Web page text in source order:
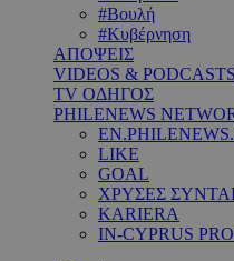
#Βουλή
#Κυβέρνηση
ΑΠΟΨΕΙΣ
VIDEOS & PODCASTS
TV ΟΔΗΓΟΣ
PHILENEWS
LIKE
GOAL
ΧΡΥΣΕΣ
KARIERA
IN-CYPRUS